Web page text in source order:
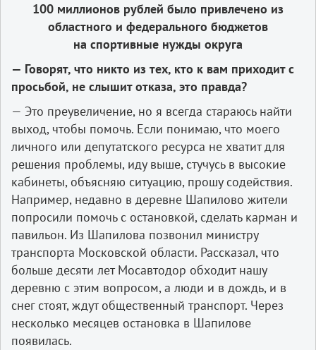
100 миллионов рублей было привлечено из
областного и федерального бюджетов
на спортивные нужды округа
— Говорят, что никто из тех, кто к вам приходит с
просьбой, не слышит отказа, это правда?
— Это преувеличение, но я всегда стараюсь найти
выход, чтобы помочь. Если понимаю, что моего
личного или депутатского ресурса не хватит для
решения проблемы, иду выше, стучусь в высокие
кабинеты, объясняю ситуацию, прошу содействия.
Например, недавно в деревне Шапилово жители
попросили помочь с остановкой, сделать карман и
павильон. Из Шапилова позвонил министру
транспорта Московской области. Рассказал, что
больше десяти лет Мосавтодор обходит нашу
деревню с этим вопросом, а люди и в дождь, и в
снег стоят, ждут общественный транспорт. Через
несколько месяцев остановка в Шапилове
появилась.